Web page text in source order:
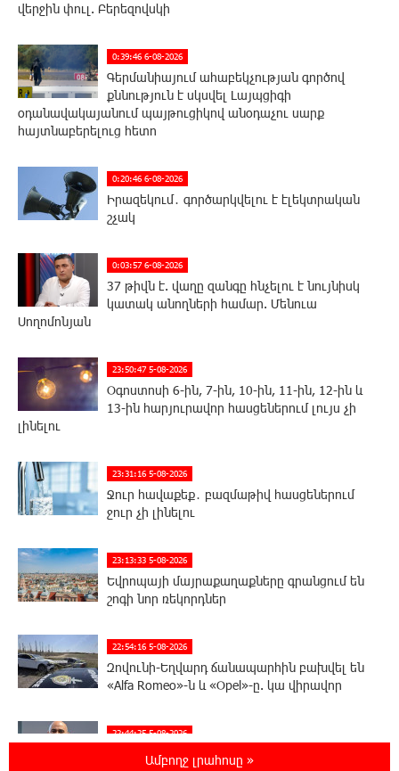
վերջին փուլ. Բերեզովսկի
0:39:46 6-08-2026
Գերմանիայում ահաբեկչության գործով
քննություն է սկսվել Լայպցիգի
օդանավակայանում պայթուցիկով անօդաչու սարք
հայտնաբերելուց հետո
0:20:46 6-08-2026
Իրազեկում․ գործարկվելու է էլեկտրական
շչակ
0:03:57 6-08-2026
37 թիվն է. վաղը զանգը հնչելու է նույնիսկ
կատակ անողների համար. Մենուա
Սողոմոնյան
23:50:47 5-08-2026
Օգոստոսի 6-ին, 7-ին, 10-ին, 11-ին, 12-ին և
13-ին հարյուրավոր հասցեներում լույս չի
լինելու
23:31:16 5-08-2026
Ջուր հավաքեք․ բազմաթիվ հասցեներում
ջուր չի լինելու
23:13:33 5-08-2026
Եվրոպայի մայրաքաղաքները գրանցում են
շոգի նոր ռեկորդներ
22:54:16 5-08-2026
Զովունի-Եղվարդ ճանապարհին բախվել են
«Alfa Romeo»-ն և «Opel»-ը. կա վիրավոր
22:44:25 5-08-2026
Անունս տալուց առաջ գոնե լվացվեք․ Էդմոն
Ամբողջ լրահոսը »